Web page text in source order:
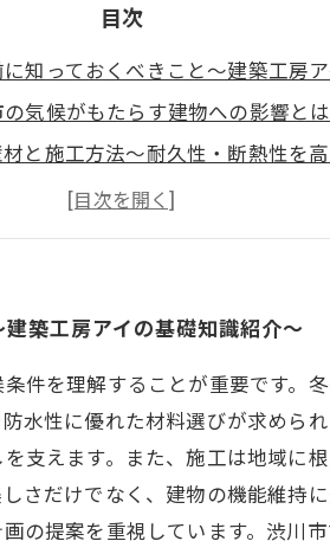
目次
知っておくべきこと～建築工房
気候がもたらす建物への影響とは
と施工方法～耐久性・断熱性を
ないリフォーム計画の立て方
ためのアフターケア～建築工房
者を選ぶなら建築工房アイへ！
築工房アイの基礎知識紹介～
件を理解することが重要です。
水性に優れた材料選びが求めら
支えます。また、施工は地域に
さだけでなく、建物の機能維持
の提案を重視しています。渋川